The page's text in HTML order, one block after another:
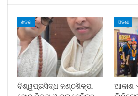
ଖବର
ବିଶ୍ୱପ୍ରସିଦ୍ଧ କଣ୍ଠଶିଳ୍ପୀ
ଓଡିଶା
ଆକାଶ